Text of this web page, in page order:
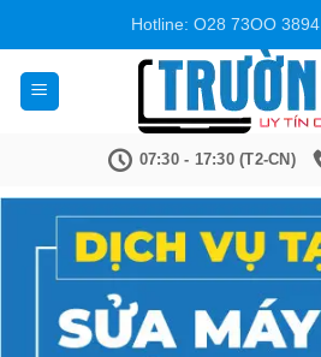
nội
dung
Hotline: O28 73OO 3894
07:30 - 17:30 (T2-CN)